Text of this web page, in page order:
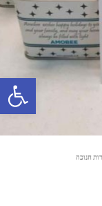
פתח סרגל נגישות
חנוכה